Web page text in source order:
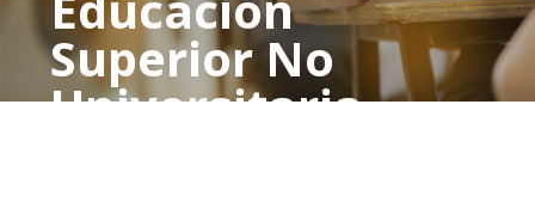
Superior No
Universitaria